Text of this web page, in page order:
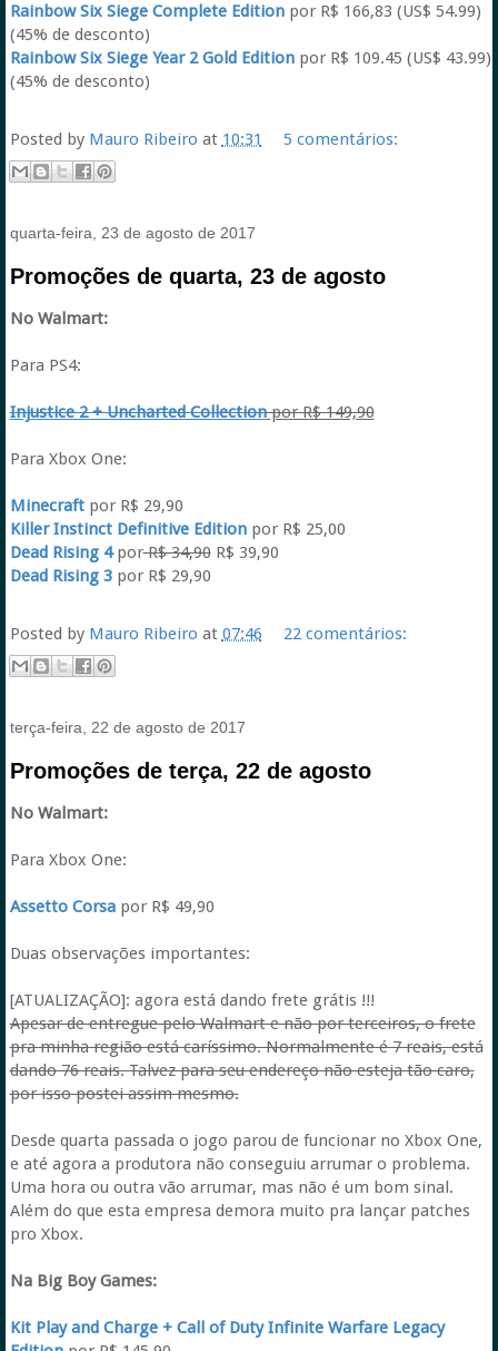
Rainbow Six Siege Complete Edition por R$ 166,83 (US$ 54.99)
(45% de desconto)
Rainbow Six Siege Year 2 Gold Editionpor R$ 109.45 (US$ 43.99)
(45% de desconto)
Posted by Mauro Ribeiro at 10:31 5 comentários:
quarta-feira, 23 de agosto de 2017
Promoções de quarta, 23 de agosto
No Walmart:
Para PS4:
Injustice 2 + Uncharted Collectionpor R$ 149,90
Para Xbox One:
Minecraftpor R$ 29,90
Killer Instinct Definitive Editionpor R$ 25,00
Dead Rising 4porR$ 34,90R$ 39,90
Dead Rising 3por R$ 29,90
Posted by Mauro Ribeiro at 07:46 22 comentários:
terça-feira, 22 de agosto de 2017
Promoções de terça, 22 de agosto
No Walmart:
Para Xbox One:
Assetto Corsapor R$ 49,90
Duas observações importantes:
[ATUALIZAÇÃO]: agora está dando frete grátis !!!
Apesar de entregue pelo Walmart e não por terceiros, o frete
pra minha região está caríssimo. Normalmente é 7 reais, está
dando 76 reais. Talvez para seu endereço não esteja tão caro,
por isso postei assim mesmo.
Desde quarta passada o jogo parou de funcionar no Xbox One,
e até agora a produtora não conseguiu arrumar o problema.
Uma hora ou outra vão arrumar, mas não é um bom sinal.
Além do que esta empresa demora muito pra lançar patches
pro Xbox.
Na Big Boy Games:
Kit Play and Charge + Call of Duty Infinite Warfare Legacy